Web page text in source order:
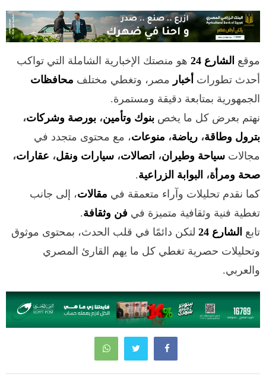
موقع الشارع 24
هو منصتك الإخبارية الشاملة التي تواكب
أحدث تطورات أخبار مصر، وتغطي مختلف محافظات
الجمهورية بمتابعة دقيقة ومستمرة.
نهتم بعرض كل ما يخص بنوك وتأمين، بورصة وشركات،
بترول وطاقة، رياضة، منوعات، مع محتوى متجدد في
مجالات سياحة وطيران، اتصالات، سيارات ونقل، عقارات،
صحة ومرأة، البوابة الزراعية.
كما نقدم تحليلات وآراء متعمقة في مقالات، إلى جانب
تغطية فنية وثقافية متميزة في فن وثقافة.
تابع الشارع 24
لتكن دائمًا في قلب الحدث، بمحتوى موثوق
وتحليلات حصرية تغطي كل ما يهم القارئ المصري
والعربي.